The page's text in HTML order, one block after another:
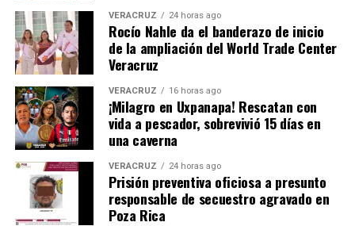
VERACRUZ 24 horas ago
Rocío Nahle da el banderazo de inicio
de la ampliación del World Trade Center
Veracruz
VERACRUZ 16 horas ago
¡Milagro en Uxpanapa! Rescatan con
vida a pescador, sobrevivió 15 días en
una caverna
VERACRUZ 24 horas ago
Prisión preventiva oficiosa a presunto
responsable de secuestro agravado en
Poza Rica